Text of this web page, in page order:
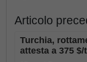
Articolo
Turchia,
attesta a 375 $/